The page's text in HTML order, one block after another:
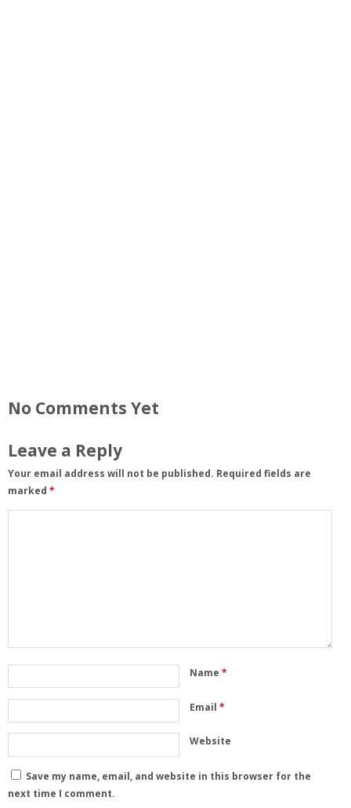
No Comments Yet
Leave a Reply
Your email address will not be published. Required fields are
marked *
Name *
Email *
Website
Save my name, email, and website in this browser for the
next time I comment.